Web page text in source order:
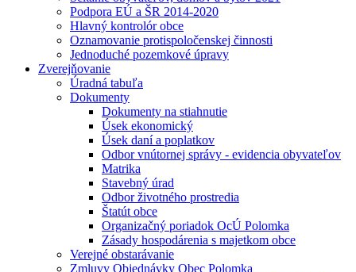
Podpora EÚ a ŠR 2014-2020
Hlavný kontrolór obce
Oznamovanie protispoločenskej činnosti
Jednoduché pozemkové úpravy
Zverejňovanie
Úradná tabuľa
Dokumenty
Dokumenty na stiahnutie
Úsek ekonomický
Úsek daní a poplatkov
Odbor vnútornej správy - evidencia obyvateľov
Matrika
Stavebný úrad
Odbor životného prostredia
Štatút obce
Organizačný poriadok OcÚ Polomka
Zásady hospodárenia s majetkom obce
Verejné obstarávanie
Zmluvy Objednávky Obec Polomka